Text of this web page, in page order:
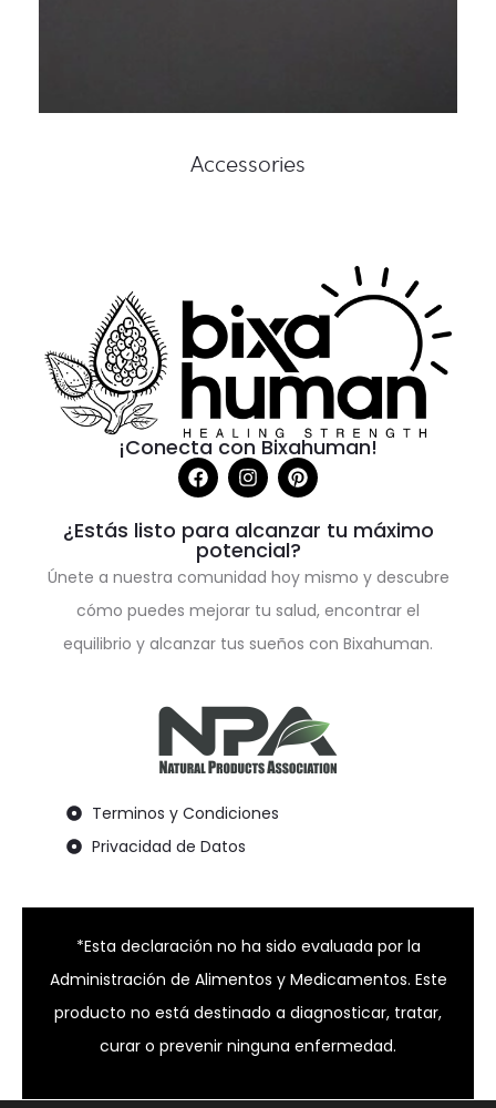
Accessories
¡Conecta con Bixahuman!
¿Estás listo para alcanzar tu máximo
potencial?
Únete a nuestra comunidad hoy mismo y descubre
cómo puedes mejorar tu salud, encontrar el
equilibrio y alcanzar tus sueños con Bixahuman.
Terminos y Condiciones
Privacidad de Datos
*Esta declaración no ha sido evaluada por la
Administración de Alimentos y Medicamentos. Este
producto no está destinado a diagnosticar, tratar,
curar o prevenir ninguna enfermedad.